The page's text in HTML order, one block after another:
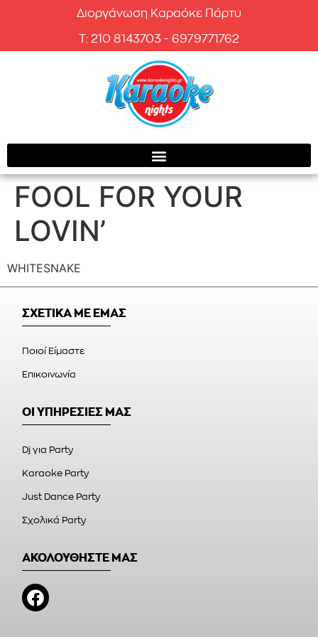
Διοργάνωση Καραόκε Πάρτυ
T: 210 8143703 - 6979771762
FOOL FOR YOUR
LOVIN’
WHITESNAKE
ΣΧΕΤΙΚΑ ΜΕ ΕΜΑΣ
Ποιοί Είμαστε
Επικοινωνία
ΟΙ ΥΠΗΡΕΣΙΕΣ ΜΑΣ
Dj για Party
Karaoke Party
Just Dance Party
Σχολικά Party
ΑΚΟΛΟΥΘΗΣΤΕ ΜΑΣ